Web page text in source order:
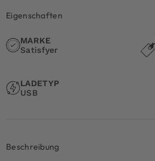
Eigenschaften
MARKE
Satisfyer
LADETYP
USB
Beschreibung